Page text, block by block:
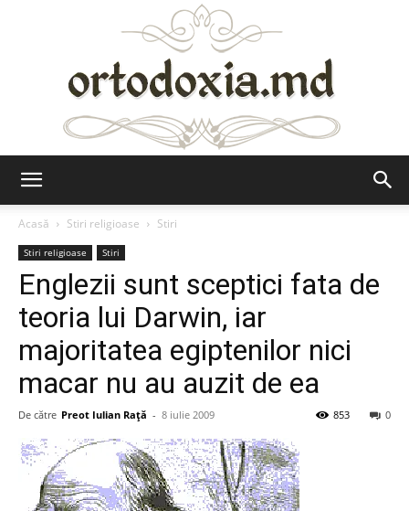
Acasă
Stiri religioase Stiri
Stiri religioase Stiri
Englezii sunt sceptici fata de
teoria lui Darwin, iar
majoritatea egiptenilor nici
macar nu au auzit de ea
De către Preot Iulian Raţă - 8 iulie 2009 0
853